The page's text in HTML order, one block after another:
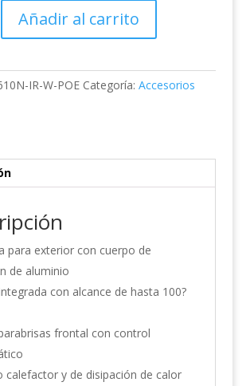
Añadir al carrito
IR-W-POE Categoría: Accesorios
para exterior con cuerpo de
de aluminio
con alcance de hasta 100?
frontal con control
calefactor y de disipación de calor